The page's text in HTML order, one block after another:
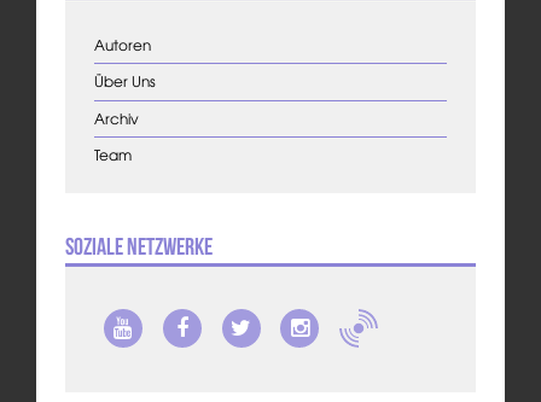
Autoren
Über Uns
Archiv
Team
Soziale Netzwerke